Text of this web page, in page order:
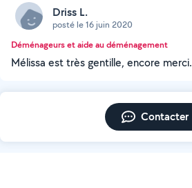
Driss L.
posté le 16 juin 2020
Déménageurs et aide au déménagement
Mélissa est très gentille, encore merci.
Contacter